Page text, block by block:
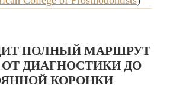
ПОЛНЫЙ МАРШРУТ
ДИАГНОСТИКИ ДО
КОРОНКИ